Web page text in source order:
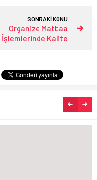
SONRAKİ KONU
Organize Matbaa
İşlemlerinde Kalite